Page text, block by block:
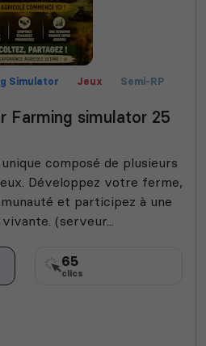
Simulator Jeux
Semi-RP
Farming simulator 25
composé de plusieurs
Développez votre ferme,
et participez à une
(serveur...
65
clics